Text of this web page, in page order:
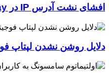
افشای نشت آدرس IP در iCloud Private Relay اپل؛ سیستم پاس‌کی چگونه حریم خصوصی کاربران را لو می‌دهد؟
دلایل روشن نشدن لپتاپ